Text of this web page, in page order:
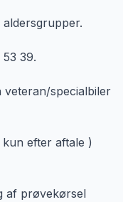
53 39.
veteran/specialbiler
efter aftale )
af prøvekørsel